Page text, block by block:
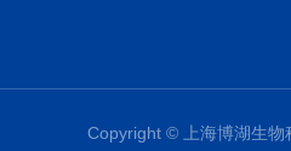
Copyright © 上海博湖生物